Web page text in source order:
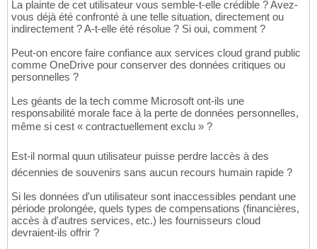
La plainte de cet utilisateur vous semble-t-elle crédible ? Avez-
vous déjà été confronté à une telle situation, directement ou
indirectement ? A-t-elle été résolue ? Si oui, comment ?
Peut-on encore faire confiance aux services cloud grand public
comme OneDrive pour conserver des données critiques ou
personnelles ?
Les géants de la tech comme Microsoft ont-ils une
responsabilité morale face à la perte de données personnelles,
même si cest « contractuellement exclu » ?
Est-il normal quun utilisateur puisse perdre laccès à des
décennies de souvenirs sans aucun recours humain rapide ?
Si les données d'un utilisateur sont inaccessibles pendant une
période prolongée, quels types de compensations (financières,
accès à d'autres services, etc.) les fournisseurs cloud
devraient-ils offrir ?